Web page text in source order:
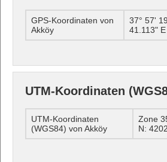
GPS-Koordinaten von
Akköy
37° 57'
41.113" E
UTM-Koordinaten
UTM-Koordinaten
(WGS84) von Akköy
Zone
N: